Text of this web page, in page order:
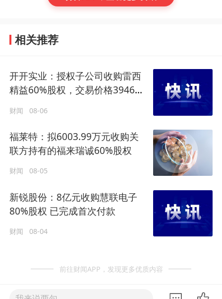
相关推荐
开开实业：授权子公司收购雷西
精益60%股权，交易价格3946万
财闻 08-06
福莱特：拟6003.99万元收购关
联方持有的福来瑞诚60%股权
财闻 08-05
新锐股份：8亿元收购慧联电子
80%股权 已完成首次付款
财闻 08-04
前往财闻APP，发现更多优质内容